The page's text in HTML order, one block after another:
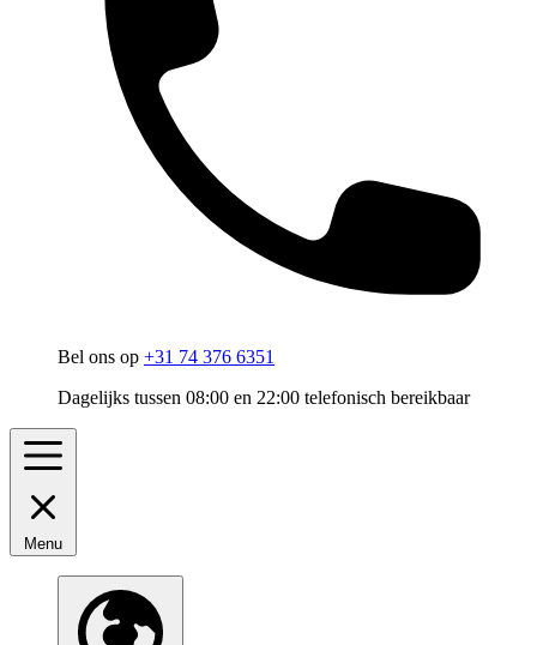
Bel ons op +31 74 376 6351
Dagelijks tussen 08:00 en 22:00 telefonisch bereikbaar
Menu